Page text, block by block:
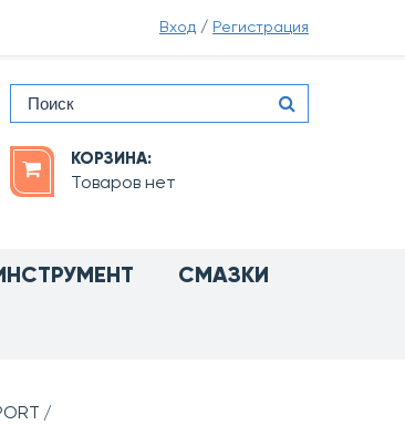
Вход / Регистрация
КОРЗИНА:
Товаров нет
СМАЗКИ